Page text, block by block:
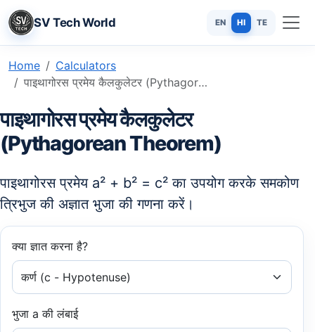
SV Tech World EN HI TE
Home
Calculators
पाइथागोरस प्रमेय कैलकुलेटर (Pythagorean Theorem Calculator): अज्ञात भुजा निकालें
पाइथागोरस प्रमेय कैलकुलेटर
(Pythagorean Theorem)
पाइथागोरस प्रमेय a² + b² = c² का उपयोग करके समकोण
त्रिभुज की अज्ञात भुजा की गणना करें।
क्या ज्ञात करना है?
भुजा a की लंबाई